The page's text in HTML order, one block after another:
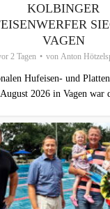
KOLBINGER
VAGEN
2 Tagen von Anton
Hufeisen- und
August 2026 in Vagen war